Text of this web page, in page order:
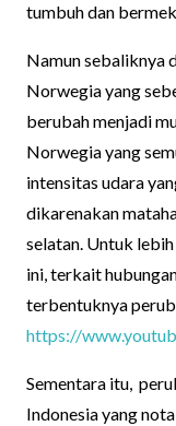
tumbuh dan
Namun sebaliknya
Norwegia yang
berubah menjadi
Norwegia yang
intensitas udara
dikarenakan
selatan. Untuk
ini, terkait
terbentuknya
https://
Sementara itu,
Indonesia yang